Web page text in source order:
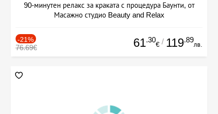
90-минутен релакс за краката с процедура Баунти, от
Масажно студио Beauty and Relax
-21%
76.69€ 61.30
€ / 119.89
лв.